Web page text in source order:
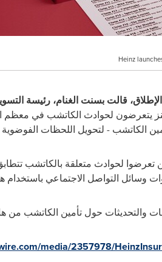
Heinz
قالت بسنت الغنام، رئيسة
الكاتشب - لتحويل اللحظات
وسائل التواصل الاجتماعي
والتحديثات حول تأمين الكاتشب من
media/2357978/